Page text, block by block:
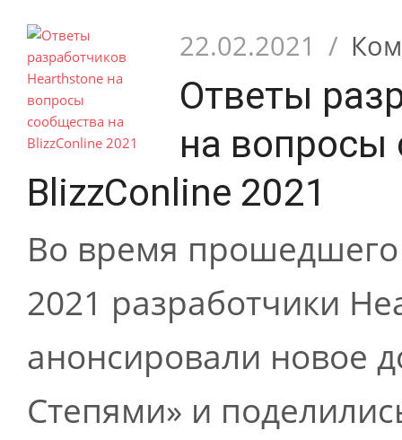
22.02.2021 /
Ответы
на вопросы
BlizzConline 2021
Во время
2021 разработчики
анонсировали новое
Степями» и